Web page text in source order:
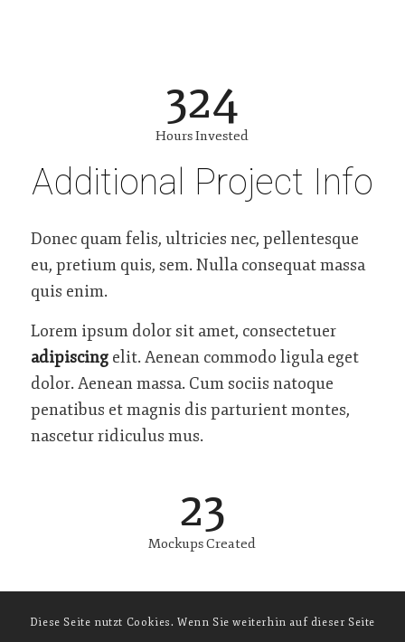
324
Hours Invested
Additional Project Info
Donec quam felis, ultricies nec, pellentesque
eu, pretium quis, sem. Nulla consequat massa
quis enim.
Lorem ipsum dolor sit amet, consectetuer
adipiscingelit. Aenean commodo ligula eget
dolor. Aenean massa. Cum sociis natoque
penatibus et magnis dis parturient montes,
nascetur ridiculus mus.
23
Mockups Created
Diese Seite nutzt Cookies. Wenn Sie weiterhin auf dieser Seite